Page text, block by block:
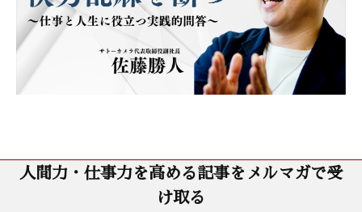
人間力・仕事力を高める記事をメルマガで受
け取る